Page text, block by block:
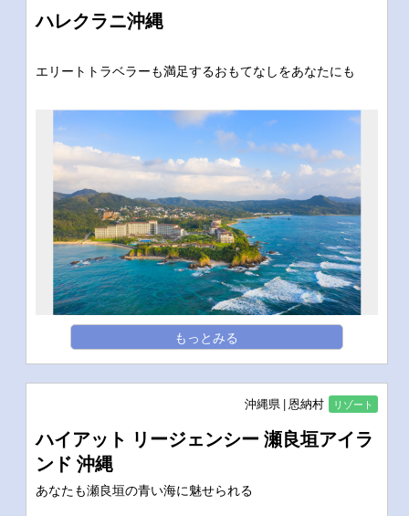
ハレクラニ沖縄
エリートトラベラーも満足するおもてなしをあなたにも
もっとみる
沖縄県 恩納村 リゾート
ハイアット リージェンシー 瀬良垣アイラ
ンド 沖縄
あなたも瀬良垣の青い海に魅せられる